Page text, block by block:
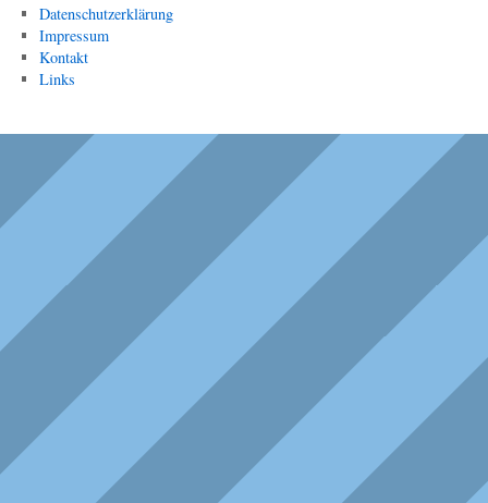
Datenschutzerklärung
Impressum
Kontakt
Links